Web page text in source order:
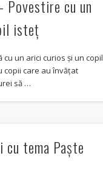
cu un
isteț
un arici curios și un copil
copii care au învățat
să …
tema Paște